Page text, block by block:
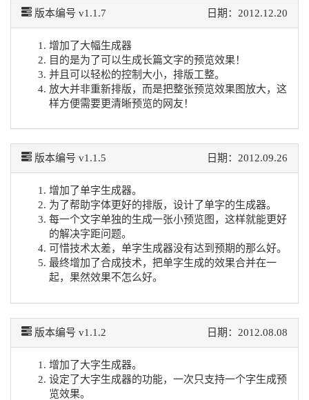
日期：2012.12.20
版本编号 v1.1.7
增加了大幅生成器
目的是为了可以生成长篇文字的预览效果！
并且可以轻松的控制大小，排版工整。
放大并非重新排版，而是把整张预览效果图放大，这
样方便需要更清晰预览的网友！
日期：2012.09.26
版本编号 v1.1.5
增加了单字生成器。
为了帮助字体更好的排版，设计了单字的生成器。
每一个文字单独的生成一张小预览图，这样就能更好
的解决字距问题。
可惜技术太差，单字生成器没有达到预期的那么好。
最终增加了合成技术，把单字生成的效果合并在一
起，果然效果不怎么好。
日期：2012.08.08
版本编号 v1.1.2
增加了大字生成器。
设定了大字生成器的功能，一次只支持一个字生成预
览效果。